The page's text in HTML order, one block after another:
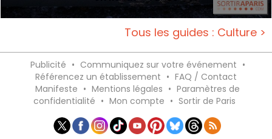
Tous les guides : Culture >
Publicité • Communiquez sur votre événement •
Référencez un établissement • FAQ / Contact
Manifeste • Mentions légales • Paramètres de
confidentialité • Mon compte • Sortir de Paris